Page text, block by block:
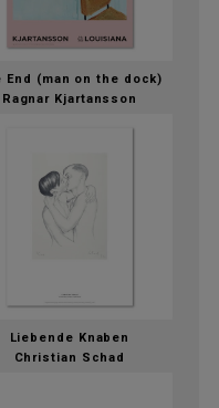
End (man on the dock)
Ragnar Kjartansson
Liebende Knaben
Christian Schad